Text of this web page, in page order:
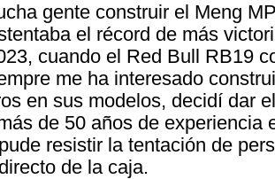
gente construir el Meng
el récord de más
cuando el Red Bull RB19
me ha interesado
en sus modelos, decidí dar
de 50 años de experiencia
resistir la tentación de
de la caja.